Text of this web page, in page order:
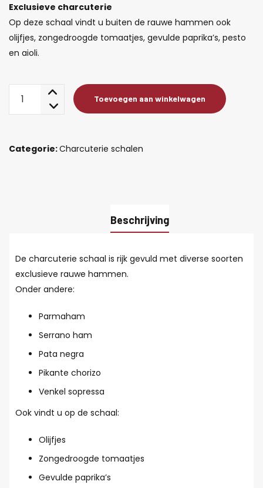
Exclusieve charcuterie
Op deze schaal vindt u buiten de rauwe hammen ook
olijfjes, zongedroogde tomaatjes, gevulde paprika’s, pesto
en aioli.
Exclusieve
charcuterie
Toevoegen aan winkelwagen
Categorie:Charcuterie schalen
Beschrijving
De charcuterie schaal is rijk gevuld met diverse soorten
exclusieve rauwe hammen.
Onder andere:
Parmaham
Serrano ham
Pata negra
Pikante chorizo
Venkel sopressa
Ook vindt u op de schaal:
Olijfjes
Zongedroogde tomaatjes
Gevulde paprika’s